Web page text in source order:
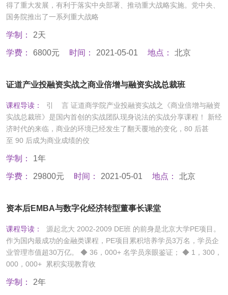
得了重大发展，有利于落实中央部署、推动重大战略实施。党中央、
国务院推出了一系列重大战略
学制： 2天
学费： 6800元 时间： 2021-05-01 地点： 北京
证道产业投融资实战之商业倍增与融资实战总裁班
课程导读：
引 言 证道商学院产业投融资实战之《商业倍增与融资
实战总裁班》是国内首创的实战团队现身说法的实战分享课程！ 新经
济时代的来临，商业的环境已经发生了翻天覆地的变化，80 后甚
至 90 后成为商业成绩的佼
学制： 1年
学费： 29800元 时间： 2021-05-01 地点： 北京
资本后EMBA与数字化经济转型董事长课堂
课程导读：
源起北大 2002-2009 DE班 的前身是北京大学PE项目。
作为国内最成功的金融类课程，PE项目累积培养学员3万名，学员企
业管理市值超30万亿。 ◆ 36，000+ 名学员亲眼鉴证； ◆ 1，300，
000，000+ 累积实现教育收
学制： 2年